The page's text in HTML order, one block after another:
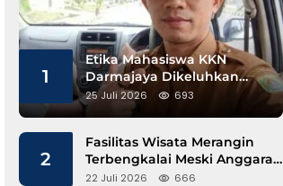
1
Etika Mahasiswa KKN
Darmajaya Dikeluhkan
Kepala Pekon Sinar Jawa
25 Juli 2026 693
2
Fasilitas Wisata Merangin
Terbengkalai Meski Anggaran
Perawatan Terus Mengalir
22 Juli 2026 666